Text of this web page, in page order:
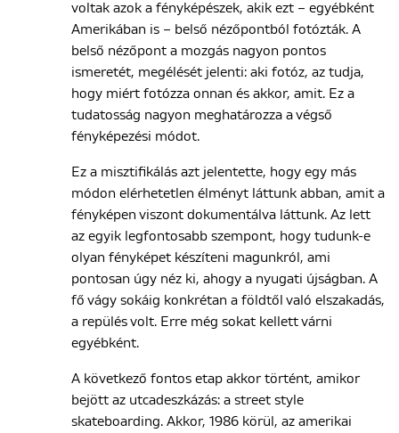
voltak azok a fényképészek, akik ezt – egyébként
Amerikában is – belső nézőpontból fotózták. A
belső nézőpont a mozgás nagyon pontos
ismeretét, megélését jelenti: aki fotóz, az tudja,
hogy miért fotózza onnan és akkor, amit. Ez a
tudatosság nagyon meghatározza a végső
fényképezési módot.
Ez a misztifikálás azt jelentette, hogy egy más
módon elérhetetlen élményt láttunk abban, amit a
fényképen viszont dokumentálva láttunk. Az lett
az egyik legfontosabb szempont, hogy tudunk-e
olyan fényképet készíteni magunkról, ami
pontosan úgy néz ki, ahogy a nyugati újságban. A
fő vágy sokáig konkrétan a földtől való elszakadás,
a repülés volt. Erre még sokat kellett várni
egyébként.
A következő fontos etap akkor történt, amikor
bejött az utcadeszkázás: a street style
skateboarding. Akkor, 1986 körül, az amerikai